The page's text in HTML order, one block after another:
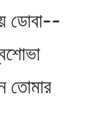
ডোবা--
তোমার